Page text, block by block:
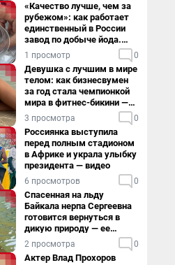
«Качество лучше, чем за
рубежом»: как работает
единственный в России
завод по добыче йода.
Видео
1 просмотр 0
Девушка с лучшим в мире
телом: как бизнесвумен
за год стала чемпионкой
мира в фитнес-бикини —
видео
3 просмотра 0
Россиянка выступила
перед полным стадионом
в Африке и украла улыбку
президента — видео
6 просмотров 0
Спасенная на льду
Байкала нерпа Сергеевна
готовится вернуться в
дикую природу — ее
видеоистория
2 просмотра 0
Актер Влад Прохоров